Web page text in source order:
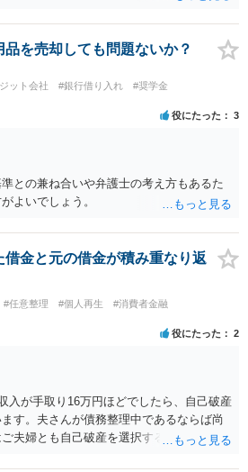
品を売却しても問題ないか？
ット会社 #銀行借り入れ
#奨学金
役にたった 3
との兼ね合いや弁護士の考え方もあるた
よいでしょう。
借金と元の借金が積み重なり返
#任意整理 #個人再生
#消費者金融
役にたった 2
入が手取り16万円ほどでしたら、自己破産
す。夫さんが債務整理中であるならば尚
夫婦とも自己破産を選択する方法もある